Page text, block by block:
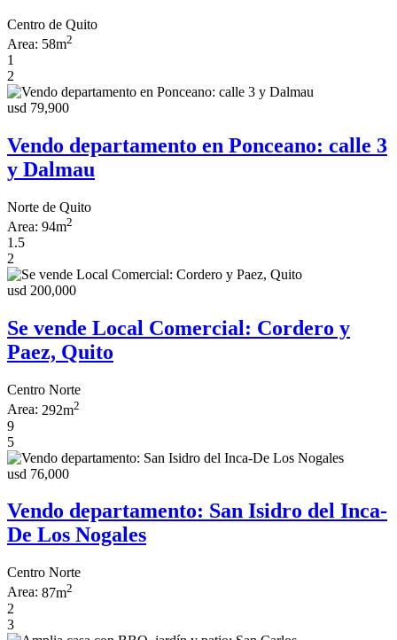
Centro de Quito
Area: 58m2
1
2
usd 79,900
Vendo departamento en Ponceano: calle 3
y Dalmau
Norte de Quito
Area: 94m2
1.5
2
usd 200,000
Se vende Local Comercial: Cordero y
Paez, Quito
Centro Norte
Area: 292m2
9
5
usd 76,000
Vendo departamento: San Isidro del Inca-
De Los Nogales
Centro Norte
Area: 87m2
2
3